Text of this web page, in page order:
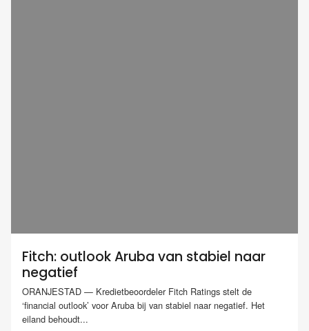
Fitch: outlook Aruba van stabiel naar
negatief
ORANJESTAD — Kredietbeoordeler Fitch Ratings stelt de
‘financial outlook’ voor Aruba bij van stabiel naar negatief. Het
eiland behoudt...